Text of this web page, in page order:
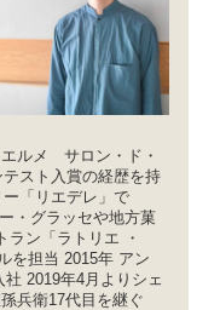
ルメ サロン・ド・
スト入賞の経歴を持
「リエデレ」で
・グラッセや地方菓
ラン「ラトリエ ・
を担当 2015年 アン
2019年4月よりシェ
兵衛17代目を継ぐ